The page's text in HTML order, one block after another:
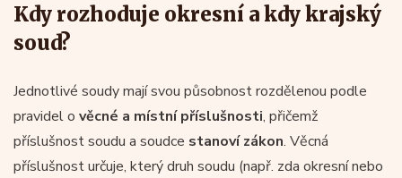
Kdy rozhoduje okresní a kdy krajský
soud?
Jednotlivé soudy mají svou působnost rozdělenou podle
pravidel o věcné a místní příslušnosti, přičemž
příslušnost soudu a soudce stanoví zákon. Věcná
příslušnost určuje, který druh soudu (např. zda okresní nebo